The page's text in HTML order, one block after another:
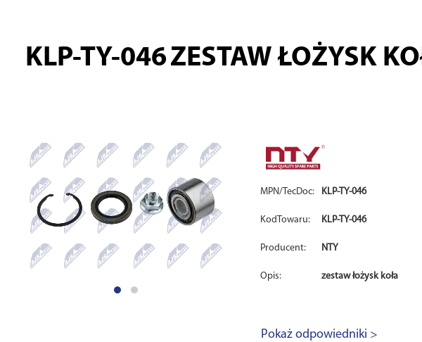
KLP-TY-046ZESTAW ŁOŻYSK
MPN/TecDoc: KLP-TY-046
KodTowaru: KLP-TY-046
Producent: NTY
Opis: zestaw łożysk koła
Pokaż odpowiedniki >